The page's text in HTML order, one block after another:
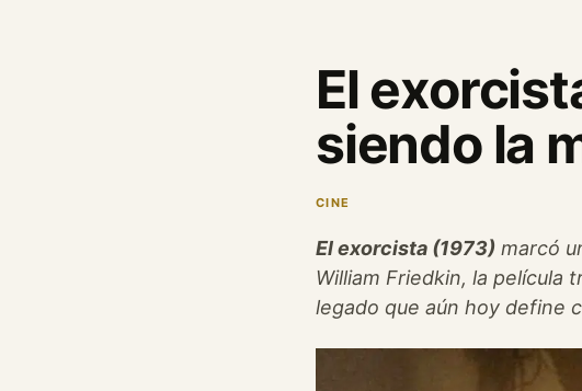
El
siendo la
CINE
El exorcista (1973) marcó
William Friedkin, la película
legado que aún hoy define